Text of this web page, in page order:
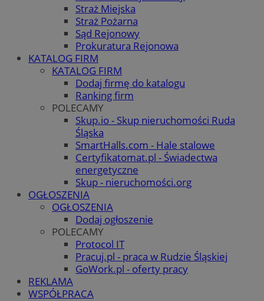
Straż Miejska
Straż Pożarna
Sąd Rejonowy
Prokuratura Rejonowa
KATALOG FIRM
KATALOG FIRM
Dodaj firmę do katalogu
Ranking firm
POLECAMY
Skup.io - Skup nieruchomości Ruda
Śląska
SmartHalls.com - Hale stalowe
Certyfikatomat.pl - Świadectwa
energetyczne
Skup - nieruchomości.org
OGŁOSZENIA
OGŁOSZENIA
Dodaj ogłoszenie
POLECAMY
Protocol IT
Pracuj.pl - praca w Rudzie Śląskiej
GoWork.pl - oferty pracy
REKLAMA
WSPÓŁPRACA